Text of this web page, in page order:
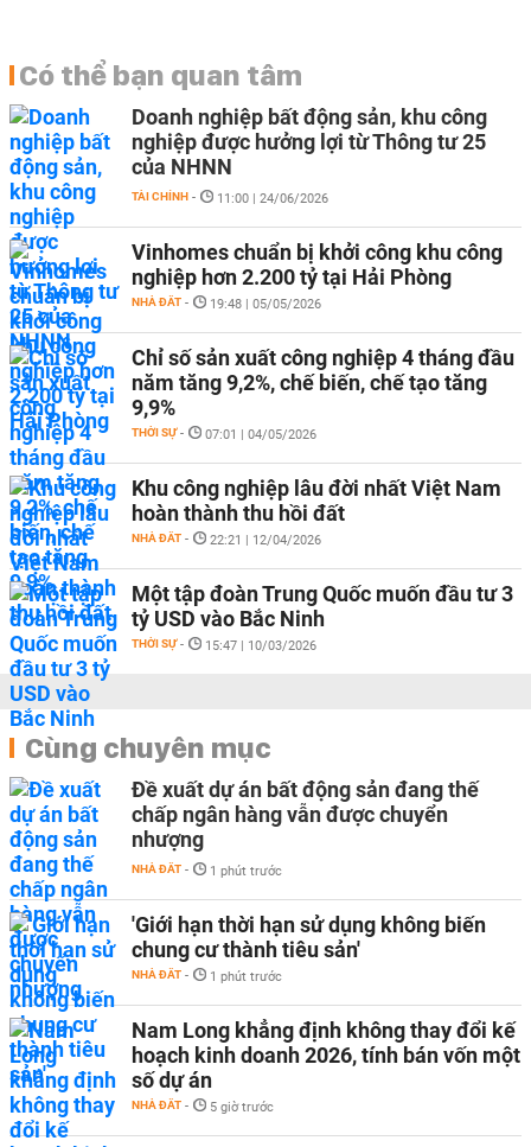
Có thể bạn quan tâm
Doanh nghiệp bất động sản, khu công
nghiệp được hưởng lợi từ Thông tư 25
của NHNN
TÀI CHÍNH - 11:00 | 24/06/2026
Vinhomes chuẩn bị khởi công khu công
nghiệp hơn 2.200 tỷ tại Hải Phòng
NHÀ ĐẤT - 19:48 | 05/05/2026
Chỉ số sản xuất công nghiệp 4 tháng đầu
năm tăng 9,2%, chế biến, chế tạo tăng
9,9%
THỜI SỰ - 07:01 | 04/05/2026
Khu công nghiệp lâu đời nhất Việt Nam
hoàn thành thu hồi đất
NHÀ ĐẤT - 22:21 | 12/04/2026
Một tập đoàn Trung Quốc muốn đầu tư 3
tỷ USD vào Bắc Ninh
THỜI SỰ - 15:47 | 10/03/2026
Cùng chuyên mục
Đề xuất dự án bất động sản đang thế
chấp ngân hàng vẫn được chuyển
nhượng
NHÀ ĐẤT - 1 phút trước
'Giới hạn thời hạn sử dụng không biến
chung cư thành tiêu sản'
NHÀ ĐẤT - 1 phút trước
Nam Long khẳng định không thay đổi kế
hoạch kinh doanh 2026, tính bán vốn một
số dự án
NHÀ ĐẤT - 5 giờ trước